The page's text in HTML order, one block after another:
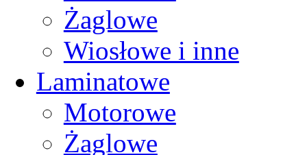
Żaglowe
Wiosłowe i inne
Laminatowe
Motorowe
Żaglowe